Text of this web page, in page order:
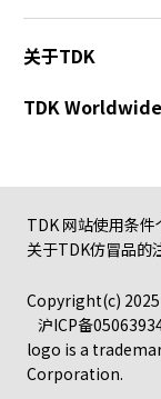
关于TDK
TDK Worldwide
TDK 网站使用条件
关于TDK仿冒品的
Copyright(c)
沪ICP备
logo is a
Corporation.